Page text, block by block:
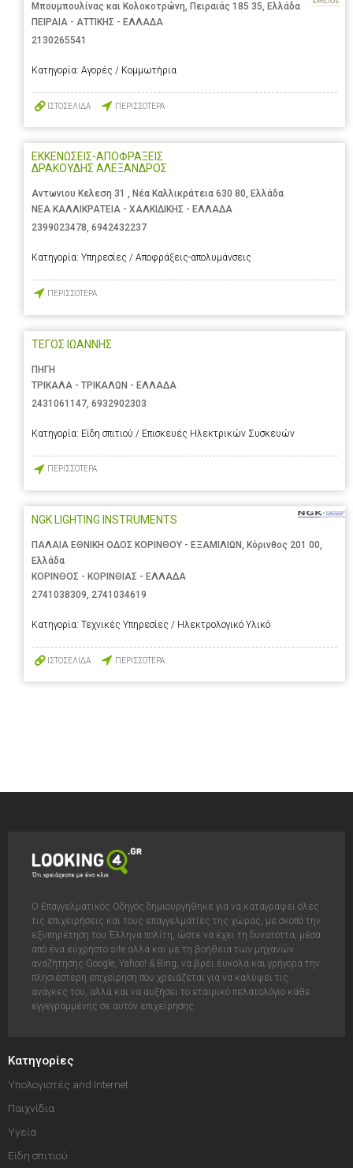
Μπουμπουλίνας και Κολοκοτρώνη, Πειραιάς 185 35, Ελλάδα
ΠΕΙΡΑΙΑ - ΑΤΤΙΚΗΣ - ΕΛΛΑΔΑ
2130265541
Κατηγορία: Αγορές / Κομμωτήρια
ΙΣΤΟΣΕΛΙΔΑ ΠΕΡΙΣΣΟΤΕΡΑ
ΕΚΚΕΝΩΣΕΙΣ-ΑΠΟΦΡΑΞΕΙΣ
ΔΡΑΚΟΥΔΗΣ ΑΛΕΞΑΝΔΡΟΣ
Αντωνιου Κελεση 31 , Νέα Καλλικράτεια 630 80, Ελλάδα
ΝΕΑ ΚΑΛΛΙΚΡΑΤΕΙΑ - ΧΑΛΚΙΔΙΚΗΣ - ΕΛΛΑΔΑ
2399023478, 6942432237
Κατηγορία: Υπηρεσίες / Αποφράξεις-απολυμάνσεις
ΠΕΡΙΣΣΟΤΕΡΑ
ΤΕΓΟΣ ΙΩΑΝΝΗΣ
ΠΗΓΗ
ΤΡΙΚΑΛΑ - ΤΡΙΚΑΛΩΝ - ΕΛΛΑΔΑ
2431061147 6932902303
Κατηγορία: Είδη σπιτιού / Επισκευές Ηλεκτρικών Συσκευών
ΠΕΡΙΣΣΟΤΕΡΑ
NGK LIGHTING INSTRUMENTS
ΠΑΛΑΙΑ ΕΘΝΙΚΗ ΟΔΟΣ ΚΟΡΙΝΘΟΥ - ΕΞΑΜΙΛΙΩΝ, Κόρινθος 201 00,
Ελλάδα
ΚΟΡΙΝΘΟΣ - ΚΟΡΙΝΘΙΑΣ - ΕΛΛΑΔΑ
2741038309, 2741034619
Κατηγορία: Τεχνικές Υπηρεσίες / Ηλεκτρολογικό Υλικό
ΙΣΤΟΣΕΛΙΔΑ ΠΕΡΙΣΣΟΤΕΡΑ
Ο Επαγγελματικός Οδηγός δημιουργήθηκε για να καταγράψει όλες
τις επιχειρήσεις και τους επαγγελματίες της χώρας, με σκοπό την
εξυπηρέτηση του Έλληνα πολίτη, ώστε να έχει τη δυνατόττα, μέσα
από ένα εύχρηστο site αλλά και με τη βοήθεια των μηχανών
αναζήτησης Google, Yahoo! & Bing, να βρει έυκολα και γρήγορα την
πλησιέστερη επιχείρηση που χρειάζεται για να καλύψει τις
ανάγκες του, αλλά και να αυξήσει το εταιρικό πελατολόγιο κάθε
εγγεγραμμένης σε αυτόν επιχείρησης.
Κατηγορίες
Υπολογιστές and Internet
Παιχνίδια
Υγεία
Είδη σπιτιού